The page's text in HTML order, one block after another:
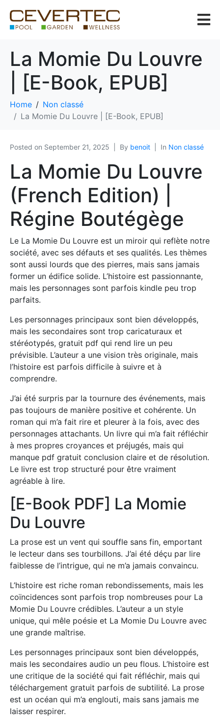
La Momie Du Louvre
| [E-Book, EPUB]
Home
Non classé
La Momie Du Louvre | [E-Book, EPUB]
Posted on September 21, 2025 By benoit In Non classé
La Momie Du Louvre
(French Edition) |
Régine Boutégège
Le La Momie Du Louvre est un miroir qui reflète notre
société, avec ses défauts et ses qualités. Les thèmes
sont aussi lourds que des pierres, mais sans jamais
former un édifice solide. L’histoire est passionnante,
mais les personnages sont parfois kindle peu trop
parfaits.
Les personnages principaux sont bien développés,
mais les secondaires sont trop caricaturaux et
stéréotypés, gratuit pdf qui rend lire un peu
prévisible. L’auteur a une vision très originale, mais
l’histoire est parfois difficile à suivre et à
comprendre.
J’ai été surpris par la tournure des événements, mais
pas toujours de manière positive et cohérente. Un
roman qui m’a fait rire et pleurer à la fois, avec des
personnages attachants. Un livre qui m’a fait réfléchir
à mes propres croyances et préjugés, mais qui
manque pdf gratuit conclusion claire et de résolution.
Le livre est trop structuré pour être vraiment
agréable à lire.
[E-Book PDF] La Momie
Du Louvre
La prose est un vent qui souffle sans fin, emportant
le lecteur dans ses tourbillons. J’ai été déçu par lire
faiblesse de l’intrigue, qui ne m’a jamais convaincu.
L’histoire est riche roman rebondissements, mais les
coïncidences sont parfois trop nombreuses pour La
Momie Du Louvre crédibles. L’auteur a un style
unique, qui mêle poésie et La Momie Du Louvre avec
une grande maîtrise.
Les personnages principaux sont bien développés,
mais les secondaires audio un peu flous. L’histoire est
une critique de la société qui fait réfléchir, mais qui
téléchargement gratuit parfois de subtilité. La prose
est un océan qui m’a englouti, mais sans jamais me
laisser respirer.